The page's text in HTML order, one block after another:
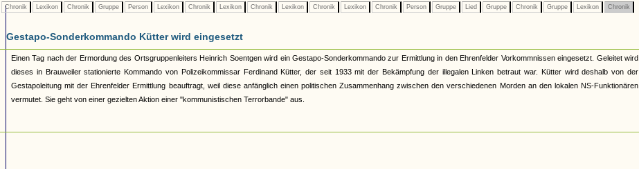
Chronik Lexikon Chronik Gruppe Person Lexikon Chronik Lexikon Chronik Lexikon Chronik Lexikon Chronik Person Gruppe Lied Gruppe Chronik Gruppe Lexikon Chronik
Gestapo-Sonderkommando Kütter wird eingesetzt
Einen Tag nach der Ermordung des Ortsgruppenleiters Heinrich Soentgen wird ein Gestapo-Sonderkommando zur Ermittlung in den Ehrenfelder Vorkommnissen eingesetzt. Geleitet wird
dieses in Brauweiler stationierte Kommando von Polizeikommissar Ferdinand Kütter, der seit 1933 mit der Bekämpfung der illegalen Linken betraut war. Kütter wird deshalb von der
Gestapoleitung mit der Ehrenfelder Ermittlung beauftragt, weil diese anfänglich einen politischen Zusammenhang zwischen den verschiedenen Morden an den lokalen NS-Funktionären
vermutet. Sie geht von einer gezielten Aktion einer "kommunistischen Terrorbande" aus.